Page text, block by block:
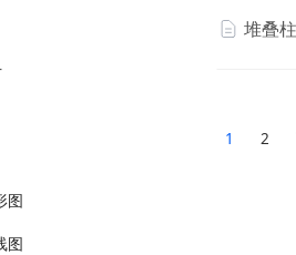
图
图
堆叠
1 2